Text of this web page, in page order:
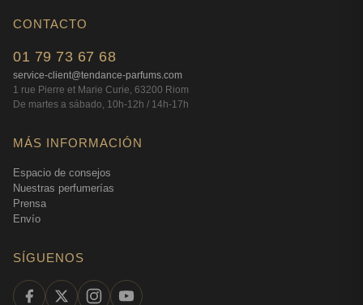
CONTACTO
01 79 73 67 68
service-client@tendance-parfums.com
1 rue Pierre et Marie Curie, 63200 Riom
De martes a sábado, 10h-12h / 14h-17h
MÁS INFORMACIÓN
Espacio de consejos
Nuestras perfumerías
Prensa
Envío
SÍGUENOS